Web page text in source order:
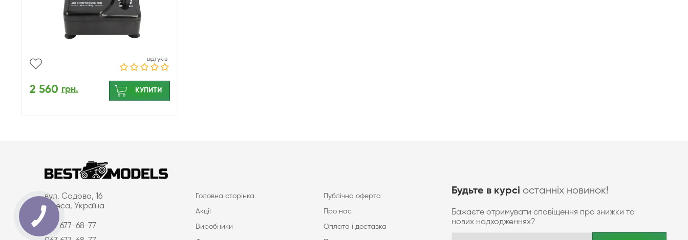
відгуків
2 560 грн. КУПИТИ
вул. Садова, 16
Одеса, Україна
097 677-68-77
Головна сторінка Публічна оферта
Акції Про нас
Виробники Оплата і доставка
Будьте в курсі останніх новинок!
Бажаєте отримувати сповіщення про знижки та
нових надходженнях?